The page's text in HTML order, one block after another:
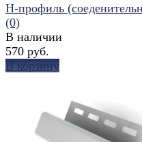
избранное сравнить
H-профиль
(0)
В наличии
570 руб.
В корзину